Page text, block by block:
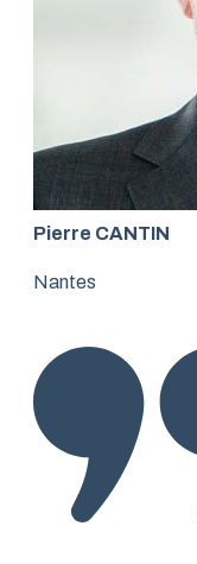
Pierre CANTIN
Nantes